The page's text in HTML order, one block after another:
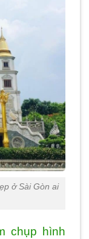
ở Sài Gòn ai
chụp hình